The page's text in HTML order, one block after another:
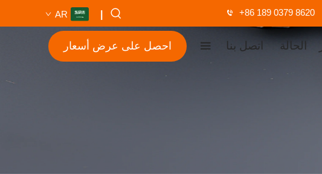
+86 189 0379 8620
AR
الحالة اتصل بنا احصل على عرض أسعار